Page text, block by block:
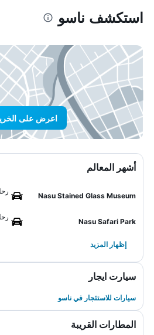
استكشف ناسو
اعرض على
أشهر المعالم
Nasu Stained Glass Museum
Nasu Safari Park
إظهار المزيد
سيارت ايجار
سيارات للاستئجار في ناسو
المطارات القريبة